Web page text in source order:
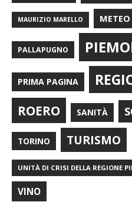
MAURIZIO MARELLO METEO
PALLAPUGNO
PRIMA PAGINA
ROERO SANITÀ
TORINO TURISMO
UNITÀ DI CRISI DELLA REGIONE
VINO